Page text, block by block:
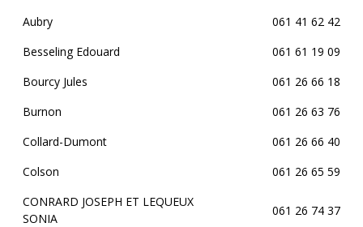
Aubry
061 41 62 42
Besseling Edouard
061 61 19 09
Bourcy Jules
061 26 66 18
Burnon
061 26 63 76
Collard-Dumont
061 26 66 40
Colson
061 26 65 59
CONRARD JOSEPH ET LEQUEUX
SONIA
061 26 74 37